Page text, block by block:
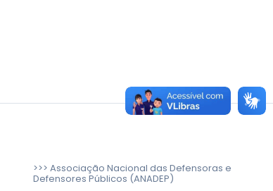
>>> Associação Nacional das Defensoras e
Defensores Públicos (ANADEP)